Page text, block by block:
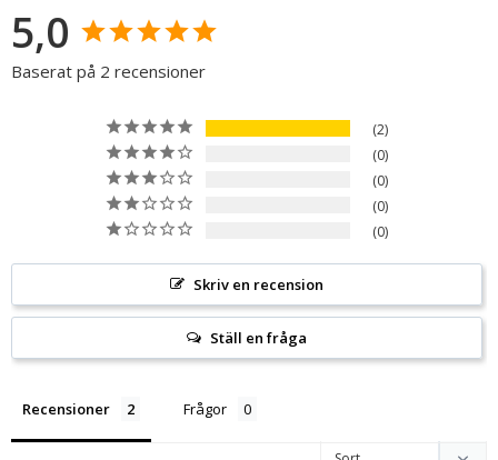
5,0
Baserat på 2 recensioner
2
0
0
0
0
Skriv en recension
Ställ en fråga
Recensioner Frågor